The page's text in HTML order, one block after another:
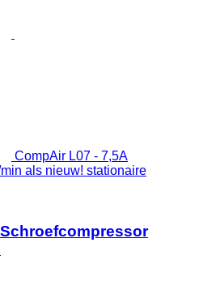
CompAir L07 - 7,5A
als nieuw! stationaire